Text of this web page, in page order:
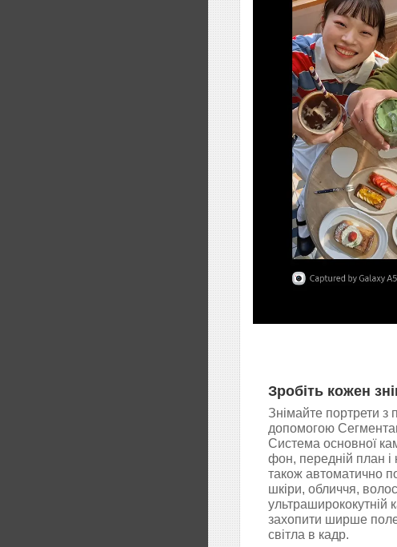
Зробіть кожен
Знімайте портрети з
допомогою
Система основної
фон, передній план
також автоматично
шкіри, обличчя,
ультраширококутній
захопити ширше
світла в кадр.